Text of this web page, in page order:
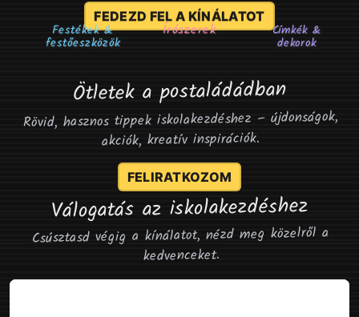
FEDEZD FEL A KÍNÁLATOT
Festékek &
festőeszközök
Írószerek Címkék &
dekorok
Ötletek a postaládádban
Rövid, hasznos tippek iskolakezdéshez – újdonságok,
akciók, kreatív inspirációk.
FELIRATKOZOM
Válogatás az iskolakezdéshez
Csúsztasd végig a kínálatot, nézd meg közelről a
kedvenceket.